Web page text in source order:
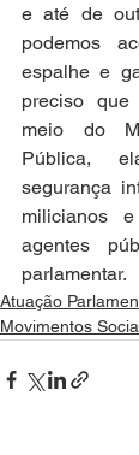
e até de
podemos
espalhe e
preciso
meio do
Pública,
segurança
milicianos
agentes
parlamentar.
Atuação
Movimentos